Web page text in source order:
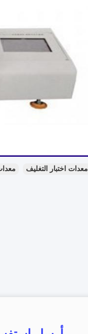
معدات اختبار التغليف